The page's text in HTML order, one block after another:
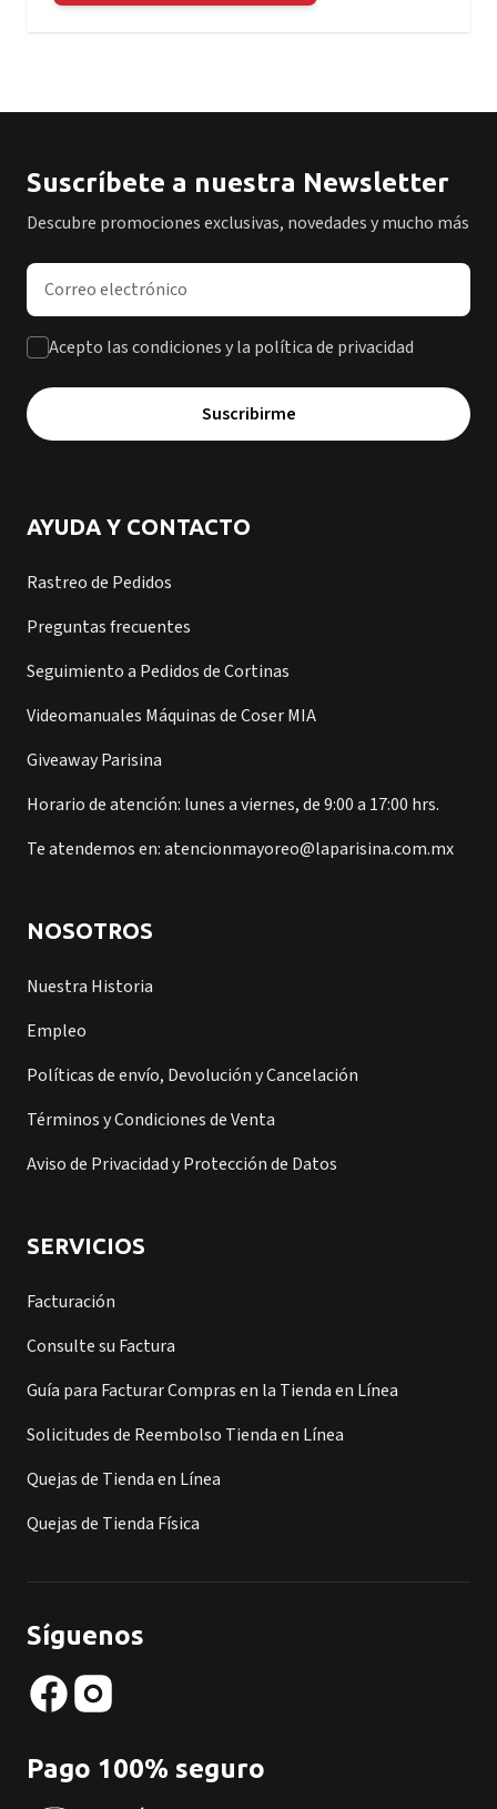
Suscríbete a nuestra Newsletter
Descubre promociones exclusivas, novedades y mucho más
Dirección de correo electrónico
Acepto las condiciones y la política de privacidad
Suscribirme
AYUDA Y CONTACTO
Rastreo de Pedidos
Preguntas frecuentes
Seguimiento a Pedidos de Cortinas
Videomanuales Máquinas de Coser MIA
Giveaway Parisina
Horario de atención: lunes a viernes, de 9:00 a 17:00 hrs.
Te atendemos en: atencionmayoreo@laparisina.com.mx
NOSOTROS
Nuestra Historia
Empleo
Políticas de envío, Devolución y Cancelación
Términos y Condiciones de Venta
Aviso de Privacidad y Protección de Datos
SERVICIOS
Facturación
Consulte su Factura
Guía para Facturar Compras en la Tienda en Línea
Solicitudes de Reembolso Tienda en Línea
Quejas de Tienda en Línea
Quejas de Tienda Física
Síguenos
Pago 100% seguro